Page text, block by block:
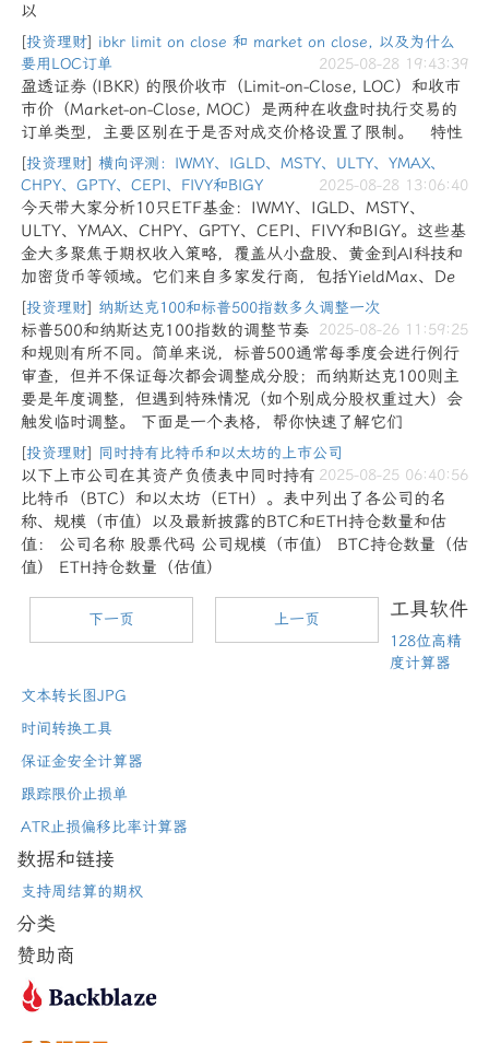
以
[投资理财] ibkr limit on close 和 market on close, 以及为什么
要用LOC订单
2025-08-28 19:43:39
盈透证券 (IBKR) 的限价收市（Limit-on-Close, LOC）和收市
市价（Market-on-Close, MOC）是两种在收盘时执行交易的
订单类型，主要区别在于是否对成交价格设置了限制。 特性
[投资理财] 横向评测：IWMY、IGLD、MSTY、ULTY、YMAX、
CHPY、GPTY、CEPI、FIVY和BIGY
2025-08-28 13:06:40
今天带大家分析10只ETF基金：IWMY、IGLD、MSTY、
ULTY、YMAX、CHPY、GPTY、CEPI、FIVY和BIGY。这些基
金大多聚焦于期权收入策略，覆盖从小盘股、黄金到AI科技和
加密货币等领域。它们来自多家发行商，包括YieldMax、De
[投资理财] 纳斯达克100和标普500指数多久调整一次
2025-08-26 11:59:25
标普500和纳斯达克100指数的调整节奏
和规则有所不同。简单来说，标普500通常每季度会进行例行
审查，但并不保证每次都会调整成分股；而纳斯达克100则主
要是年度调整，但遇到特殊情况（如个别成分股权重过大）会
触发临时调整。 下面是一个表格，帮你快速了解它们
[投资理财] 同时持有比特币和以太坊的上市公司
2025-08-25 06:40:56
以下上市公司在其资产负债表中同时持有
比特币（BTC）和以太坊（ETH）。表中列出了各公司的名
称、规模（市值）以及最新披露的BTC和ETH持仓数量和估
值： 公司名称 股票代码 公司规模（市值） BTC持仓数量（估
值） ETH持仓数量（估值）
下一页 上一页 工具软件
128位高精
度计算器
文本转长图JPG
时间转换工具
保证金安全计算器
跟踪限价止损单
ATR止损偏移比率计算器
数据和链接
支持周结算的期权
分类
赞助商